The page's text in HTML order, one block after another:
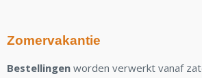
Zomervakantie
Bestellingen worden verwerkt vanaf